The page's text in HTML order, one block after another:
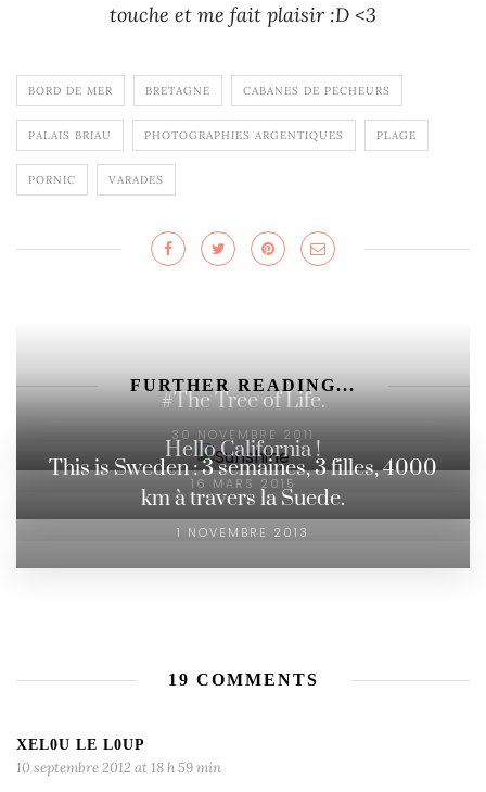
touche et me fait plaisir :D <3
BORD DE MER BRETAGNE CABANES DE PECHEURS
PALAIS BRIAU PHOTOGRAPHIES ARGENTIQUES PLAGE
PORNIC VARADES
FURTHER READING...
#The Tree of Life.
30 NOVEMBRE 2011
Hello California !
16 MARS 2015
This is Sweden : 3 semaines, 3 filles, 4000
km à travers la Suede.
1 NOVEMBRE 2013
19 COMMENTS
XEL0U LE L0UP
10 septembre 2012 at 18 h 59 min